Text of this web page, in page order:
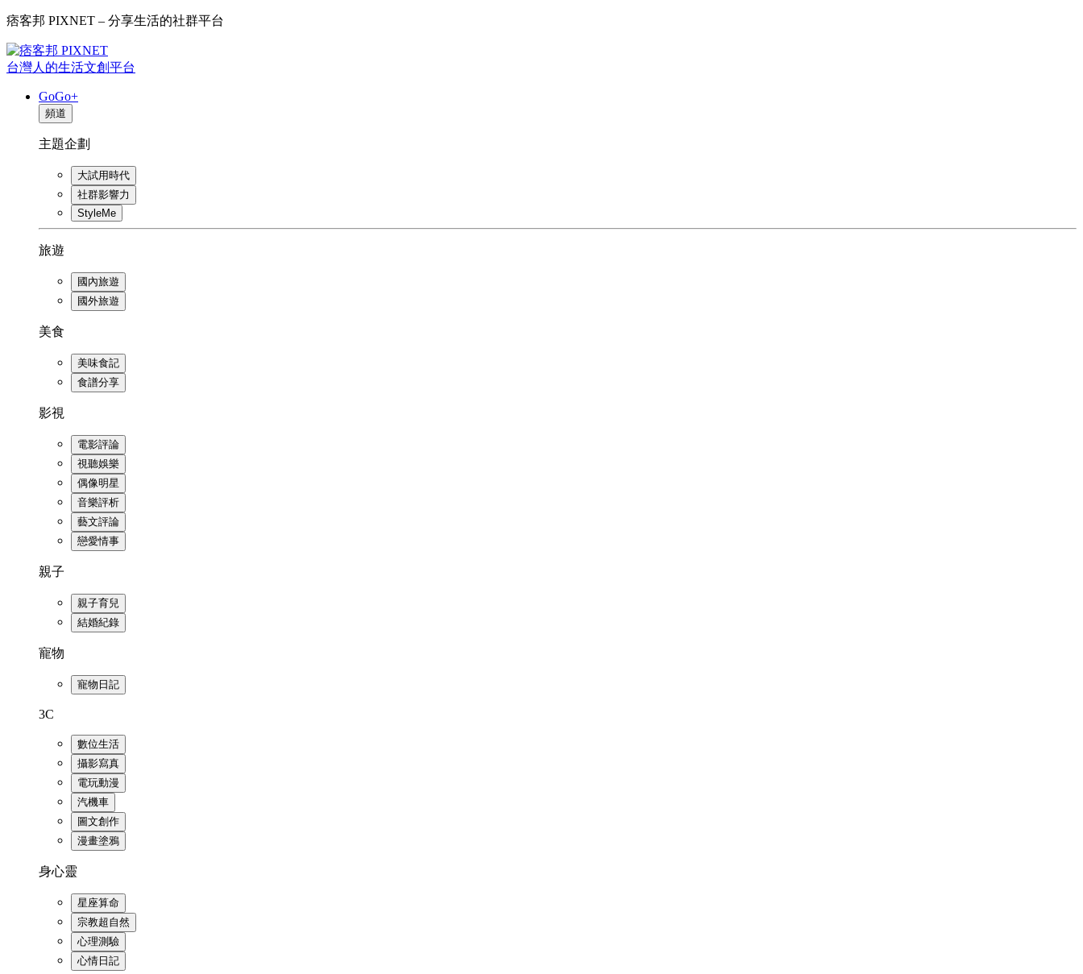
痞客邦 PIXNET – 分享生活的社群平台
台灣人的生活文創平台
GoGo+
頻道
主題企劃
大試用時代
社群影響力
StyleMe
旅遊
國內旅遊
國外旅遊
美食
美味食記
食譜分享
影視
電影評論
視聽娛樂
偶像明星
音樂評析
藝文評論
戀愛情事
親子
親子育兒
結婚紀錄
寵物
寵物日記
3C
數位生活
攝影寫真
電玩動漫
汽機車
圖文創作
漫畫塗鴉
身心靈
星座算命
宗教超自然
心理測驗
心情日記